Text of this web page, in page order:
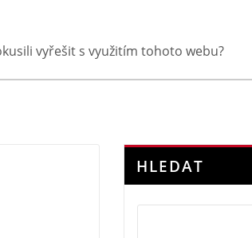
vyřešit s využitím tohoto webu?
HLEDAT